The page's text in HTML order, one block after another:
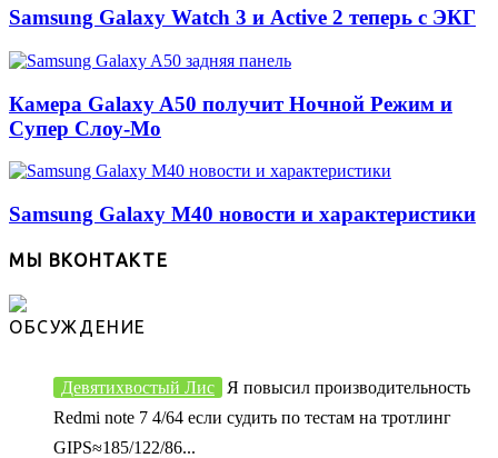
Samsung Galaxy Watch 3 и Active 2 теперь с ЭКГ
Камера Galaxy A50 получит Ночной Режим и
Супер Слоу-Мо
Samsung Galaxy M40 новости и характеристики
МЫ ВКОНТАКТЕ
ОБСУЖДЕНИЕ
Девятихвостый Лис
Я повысил производительность
Redmi note 7 4/64 если судить по тестам на тротлинг
GIPS≈185/122/86...